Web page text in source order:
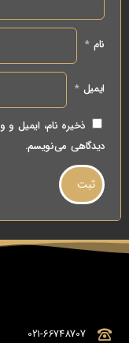
نام*
ایمیل*
ذخیره نام، ایمیل و
دیدگاهی می‌نویسم.
021-66748707